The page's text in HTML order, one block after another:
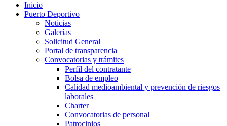
Inicio
Puerto Deportivo
Noticias
Galerías
Solicitud General
Portal de transparencia
Convocatorias y trámites
Perfil del contratante
Bolsa de empleo
Calidad medioambiental y prevención de riesgos
laborales
Charter
Convocatorias de personal
Patrocinios